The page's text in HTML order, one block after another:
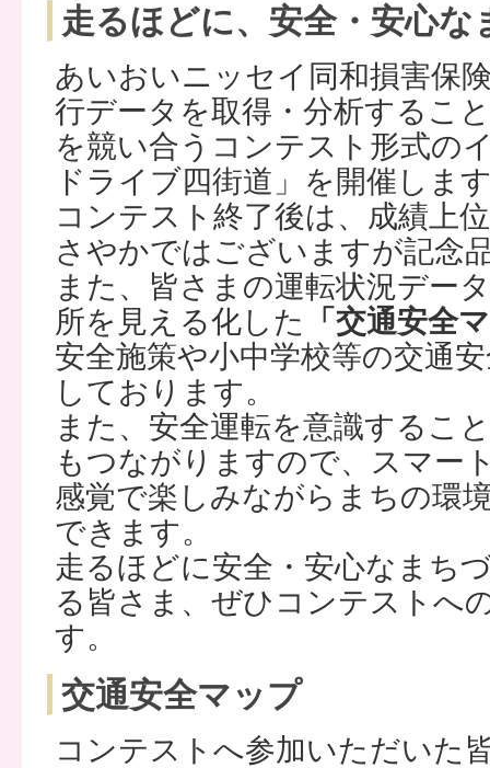
走るほどに、安全・安心な
あいおいニッセイ同和損害保
行データを取得・分析するこ
を競い合うコンテスト形式の
ドライブ四街道」を開催しま
コンテスト終了後は、成績上
さやかではございますが記念
また、皆さまの運転状況デー
所を見える化した
「交通安全
安全施策や小中学校等の交通
しております。
また、安全運転を意識するこ
もつながりますので、スマー
感覚で楽しみながらまちの環
できます。
走るほどに安全・安心なまち
る皆さま、ぜひコンテストへ
す。
交通安全マップ
コンテストへ参加いただいた